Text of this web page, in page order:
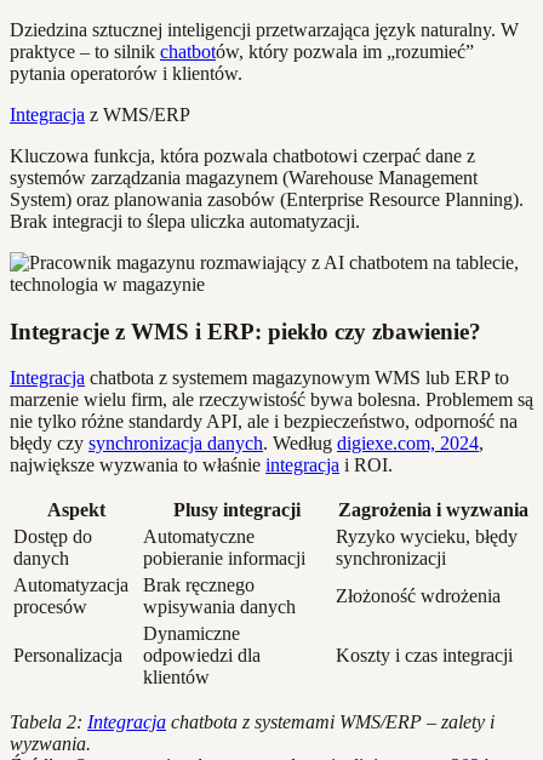
Dziedzina sztucznej inteligencji przetwarzająca język naturalny. W
praktyce – to silnik chatbotów, który pozwala im „rozumieć”
pytania operatorów i klientów.
Integracja z WMS/ERP
Kluczowa funkcja, która pozwala chatbotowi czerpać dane z
systemów zarządzania magazynem (Warehouse Management
System) oraz planowania zasobów (Enterprise Resource Planning).
Brak integracji to ślepa uliczka automatyzacji.
Integracje z WMS i ERP: piekło czy zbawienie?
Integracja chatbota z systemem magazynowym WMS lub ERP to
marzenie wielu firm, ale rzeczywistość bywa bolesna. Problemem są
nie tylko różne standardy API, ale i bezpieczeństwo, odporność na
błędy czy synchronizacja danych. Według digiexe.com, 2024,
największe wyzwania to właśnie integracja i ROI.
Aspekt Plusy integracji
Zagrożenia i wyzwania
Dostęp do
danych
Automatyczne
pobieranie informacji
Ryzyko wycieku, błędy
synchronizacji
Automatyzacja
procesów
Brak ręcznego
wpisywania danych
Złożoność wdrożenia
Personalizacja
Dynamiczne
odpowiedzi dla
klientów
Koszty i czas integracji
Tabela 2: Integracja chatbota z systemami WMS/ERP – zalety i
wyzwania.